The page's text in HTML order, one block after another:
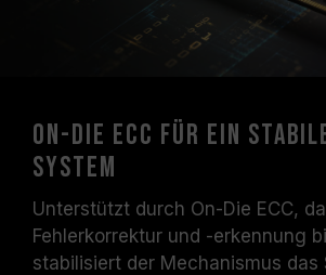
On-Die ECC für ein
System
Unterstützt durch On-Die ECC,
Fehlerkorrektur und -erkennung
stabilisiert der Mechanismus das